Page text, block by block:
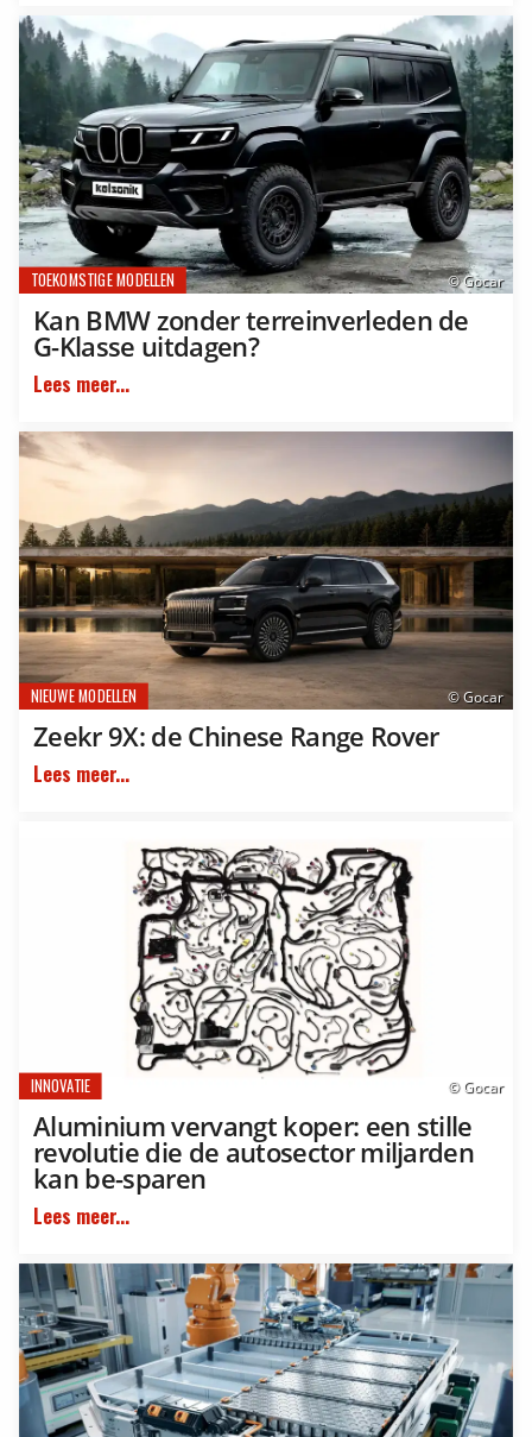
© Gocar
TOEKOMSTIGE MODELLEN
Kan BMW zonder terreinverleden de
G-Klasse uitdagen?
Lees meer...
© Gocar
NIEUWE MODELLEN
Zeekr 9X: de Chinese Range Rover
Lees meer...
© Gocar
INNOVATIE
Aluminium vervangt koper: een stille
revolutie die de autosector miljarden
kan be-sparen
Lees meer...